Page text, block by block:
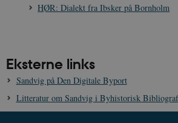
HØR: Dialekt fra Ibsker på Bornholm
Eksterne links
Sandvig på Den Digitale Byport
Litteratur om Sandvig i Byhistorisk
JSESSIONID
Oracle